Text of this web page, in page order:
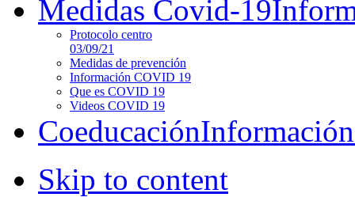
Medidas Covid-19
Protocolo centro
03/09/21
Medidas de prevención
Información COVID 19
Que es COVID 19
Videos COVID 19
Coeducación
Skip to content